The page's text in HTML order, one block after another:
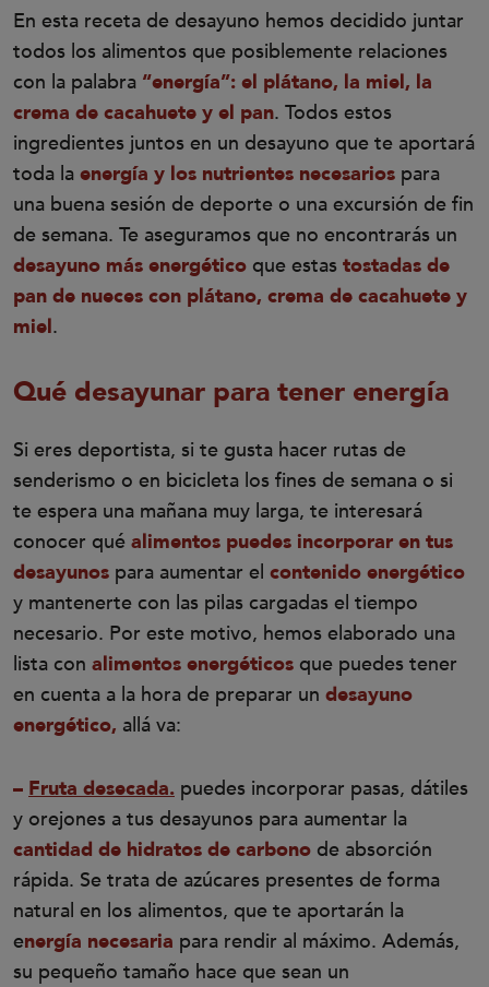
En esta receta de desayuno hemos decidido juntar
todos los alimentos que posiblemente relaciones
con la palabra “energía”: el plátano, la miel, la
crema de cacahuete y el pan. Todos estos
ingredientes juntos en un desayuno que te aportará
toda la energía y los nutrientes necesarios para
una buena sesión de deporte o una excursión de fin
de semana. Te aseguramos que no encontrarás un
desayuno más energético que estas tostadas de
pan de nueces con plátano, crema de cacahuete y
miel.
Qué desayunar para tener energía
Si eres deportista, si te gusta hacer rutas de
senderismo o en bicicleta los fines de semana o si
te espera una mañana muy larga, te interesará
conocer qué alimentos puedes incorporar en tus
desayunos para aumentar el contenido energético
y mantenerte con las pilas cargadas el tiempo
necesario. Por este motivo, hemos elaborado una
lista con alimentos energéticos que puedes tener
en cuenta a la hora de preparar un desayuno
energético, allá va:
– Fruta desecada. puedes incorporar pasas, dátiles
y orejones a tus desayunos para aumentar la
cantidad de hidratos de carbono de absorción
rápida. Se trata de azúcares presentes de forma
natural en los alimentos, que te aportarán la
energía necesaria para rendir al máximo. Además,
su pequeño tamaño hace que sean un